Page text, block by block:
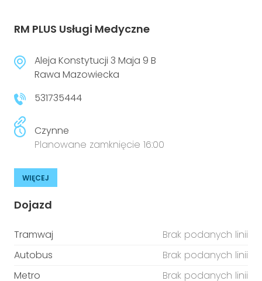
RM PLUS Usługi Medyczne
Aleja Konstytucji 3 Maja 9 B
Rawa Mazowiecka
531735444
Czynne
Planowane zamknięcie 16:00
WIĘCEJ
Dojazd
Tramwaj
Brak podanych linii
Autobus
Brak podanych linii
Metro
Brak podanych linii